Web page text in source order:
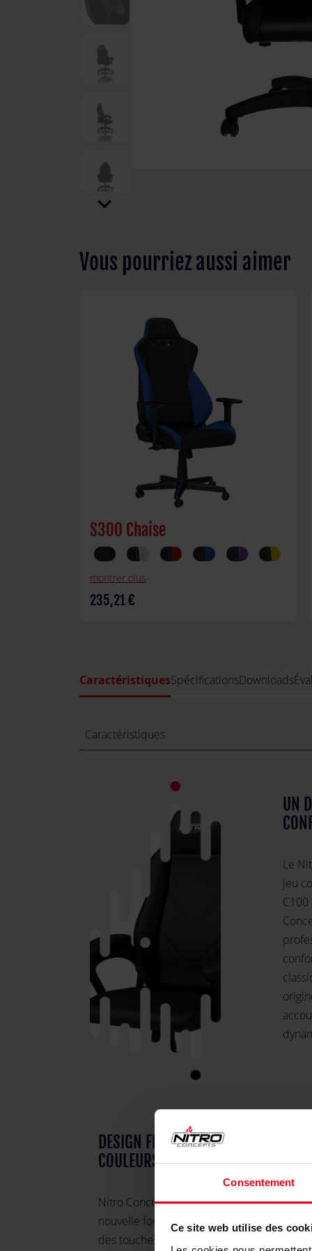
Consentement
Ce site web utilise des
expand_more
Vous pourriez aussi aimer
S300 Chaise
montrer plus
235,21 €
CaractéristiquesSpécificationsDownloads
Caractéristiques
UN
Le
jeu
DESIGN FRAIS AVEC ACCENTS DE
COULEURS OPTIONNELS
Nitro Concepts confère au C100 une toute
nouvelle forme extérieure et la combine à
des touches de couleurs qui se démarquent.